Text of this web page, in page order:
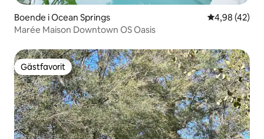
Boende i Ocean Springs 4,98 av 5 i
4,98 (42)
Marée Maison Downtown OS Oasis
Gästfavorit
Gästfavorit